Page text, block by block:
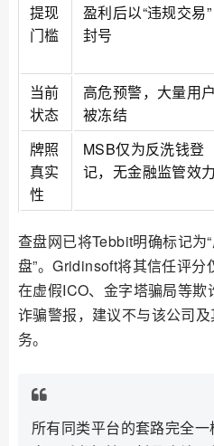
提现
门槛
盈利后以“违规交易”
封号
当前
状态
高危预警，大量用户
被冻结
牌照
真实
性
MSB仅为反洗钱登
记，无金融监管效力
查盘网已将Tebbit明确标记为
盘”。Gridinsoft将其信任评
在虚假ICO、金字塔骗局等
诈骗警报，建议不与该公司
务。
所有同类平台的套路完全